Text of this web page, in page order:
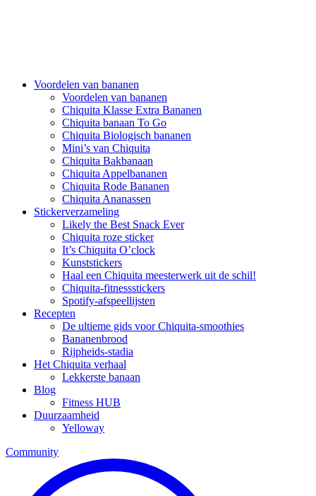
Voordelen van bananen
Voordelen van bananen
Chiquita Klasse Extra Bananen
Chiquita banaan To Go
Chiquita Biologisch bananen
Mini’s van Chiquita
Chiquita Bakbanaan
Chiquita Appelbananen
Chiquita Rode Bananen
Chiquita Ananassen
Stickerverzameling
Likely the Best Snack Ever
Chiquita roze sticker
It’s Chiquita O’clock
Kunststickers
Haal een Chiquita meesterwerk uit de schil!
Chiquita-fitnessstickers
Spotify-afspeellijsten
Recepten
De ultieme gids voor Chiquita-smoothies
Bananenbrood
Rijpheids-stadia
Het Chiquita verhaal
Lekkerste banaan
Blog
Fitness HUB
Duurzaamheid
Yelloway
Community